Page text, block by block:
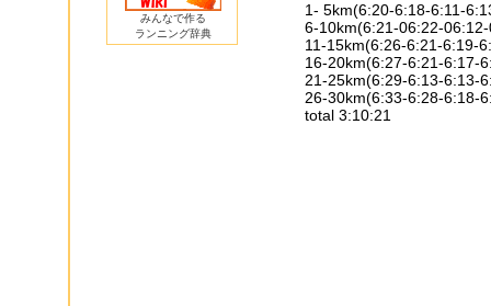
みんなで作る
ランニング辞典
1- 5km(6:20-6:18-6:11-
6-10km(6:21-06:22-
11-15km(6:26-6:21-6:19-
16-20km(6:27-6:21-6:17-
21-25km(6:29-6:13-6:13-
26-30km(6:33-6:28-6:18-
total 3:10:21